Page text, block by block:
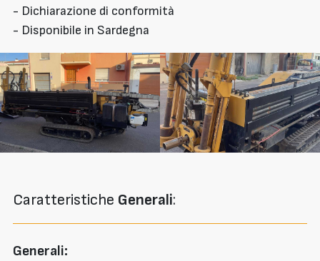
- Dichiarazione di conformità
- Disponibile in Sardegna
Caratteristiche Generali:
Generali: